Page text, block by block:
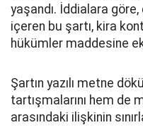
yaşandı. İddialara
içeren bu şartı, kira
hükümler maddesine
Şartın yazılı metne
tartışmalarını hem de
arasındaki ilişkinin